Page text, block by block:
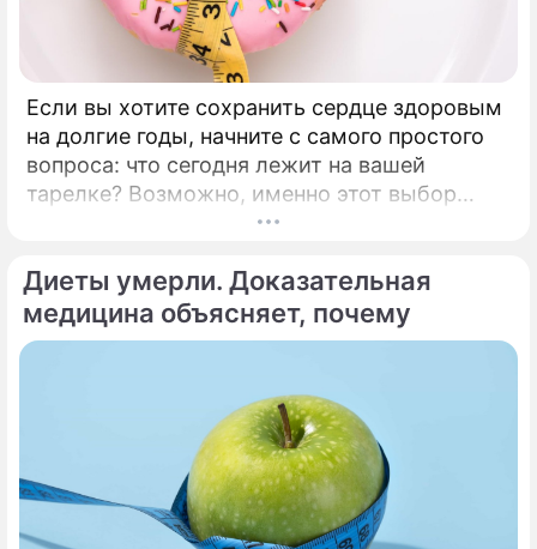
Если вы хотите сохранить сердце здоровым
на долгие годы, начните с самого простого
вопроса: что сегодня лежит на вашей
тарелке? Возможно, именно этот выбор
станет лучшей инвестицией в ваше будущее.
умирает от сердечно-сосудистого
заболевания.
Диеты умерли. Доказательная
медицина объясняет, почему